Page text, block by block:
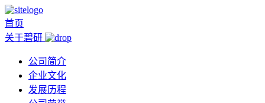
首页
关于碧研
公司简介
企业文化
发展历程